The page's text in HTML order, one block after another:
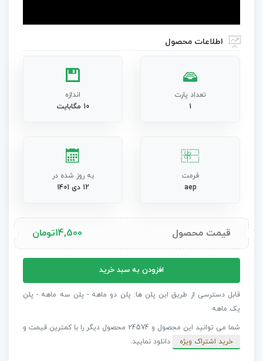
اطلاعات محصول
تعداد پارت
1
اندازه
10 مگابایت
فرمت
aep
به روز شده در
12 دی 1401
قیمت محصول 14,500تومان
سال
نو
عدد
افزودن به سبد خرید
قابل دسترسی از طریق این پلن ها: پلن دو ماهه - پلن سه ماهه - پلن
یک ماهه
شما می توانید این محصول و 24574 محصول دیگر را با کمترین قیمت و
خرید اشتراک ویژه
دانلود نمایید.